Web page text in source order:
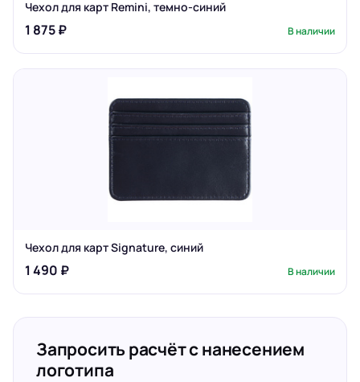
Чехол для карт Remini, темно-синий
1 875 ₽ В наличии
Чехол для карт Signature, синий
1 490 ₽ В наличии
Запросить расчёт с нанесением
логотипа